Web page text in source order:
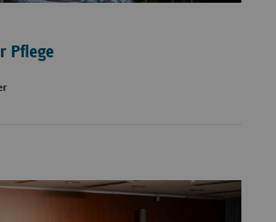
Pflege